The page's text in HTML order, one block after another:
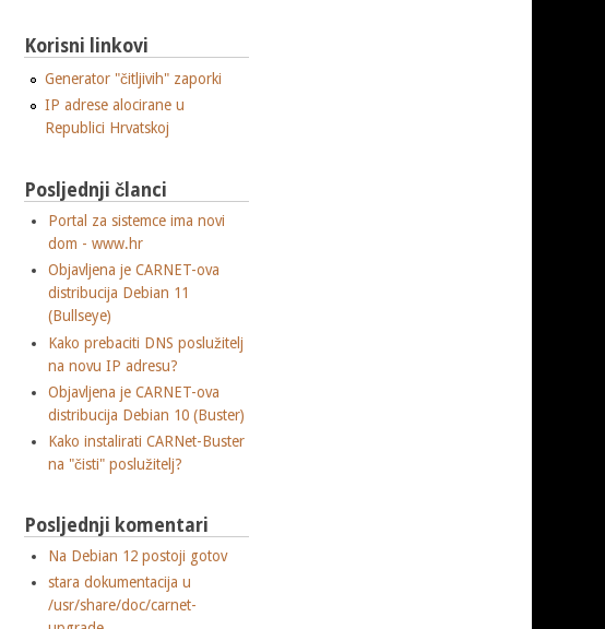
Korisni linkovi
Generator "čitljivih" zaporki
IP adrese alocirane u
Republici Hrvatskoj
Posljednji članci
Portal za sistemce ima novi
dom - www.hr
Objavljena je CARNET-ova
distribucija Debian 11
(Bullseye)
Kako prebaciti DNS poslužitelj
na novu IP adresu?
Objavljena je CARNET-ova
distribucija Debian 10 (Buster)
Kako instalirati CARNet-Buster
na "čisti" poslužitelj?
Posljednji komentari
Na Debian 12 postoji gotov
stara dokumentacija u
/usr/share/doc/carnet-